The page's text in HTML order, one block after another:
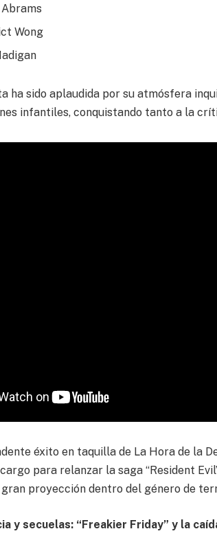
Wong
ha sido aplaudida por su atmósfera
infantiles, conquistando tanto a la
éxito en taquilla de La Hora de la
para relanzar la saga “Resident
proyección dentro del género de
y secuelas: “Freakier Friday” y la